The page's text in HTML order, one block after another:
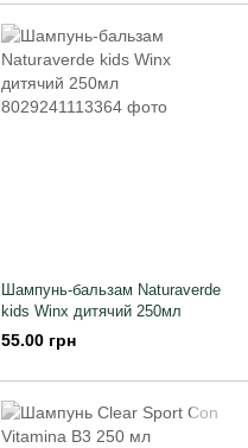
Шампунь-бальзам Naturaverde
kids Winx дитячий 250мл
55.00 грн